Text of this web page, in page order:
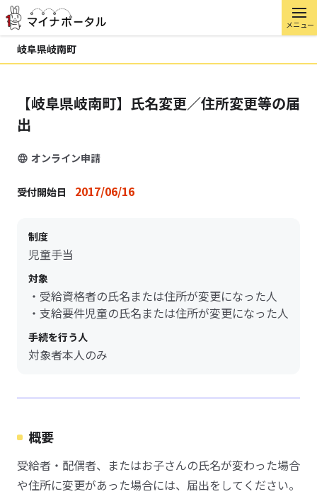
メニュー
岐阜県岐南町
【岐阜県岐南町】氏名変更／住所変更等の届
出
オンライン申請
受付開始日 2017/06/16
制度
児童手当
対象
・受給資格者の氏名または住所が変更になった人
・支給要件児童の氏名または住所が変更になった人
手続を行う人
対象者本人のみ
概要
受給者・配偶者、またはお子さんの氏名が変わった場合
や住所に変更があった場合には、届出をしてください。